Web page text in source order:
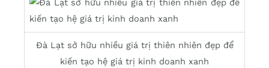
Đà Lạt sở hữu nhiều giá trị thiên nhiên đẹp để
kiến tạo hệ giá trị kinh doanh xanh